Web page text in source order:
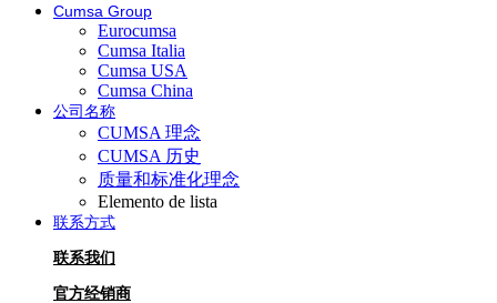
Cumsa Group
Eurocumsa
Cumsa Italia
Cumsa USA
Cumsa China
公司名称
CUMSA 理念
CUMSA 历史
质量和标准化理念
Elemento de lista
联系方式
联系我们
官方经销商